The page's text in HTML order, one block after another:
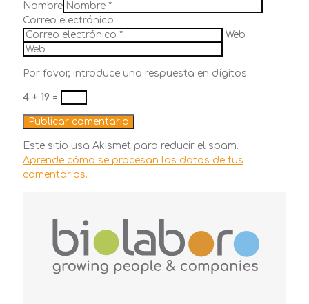
Nombre
Correo electrónico
Web
Por favor, introduce una respuesta en dígitos:
4 + 19 =
Este sitio usa Akismet para reducir el spam.
Aprende cómo se procesan los datos de tus
comentarios.